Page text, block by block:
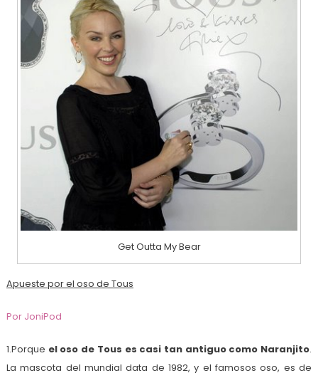
Get Outta My Bear
Apueste por el oso de Tous
Por JoniPod
1.Porque el oso de Tous es casi tan antiguo como Naranjito.
La mascota del mundial data de 1982, y el famosos oso, es de